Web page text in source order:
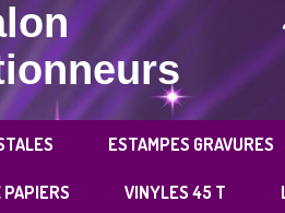
ESTAMPES GRAVURES
PAPIERS VINYLES 45 T